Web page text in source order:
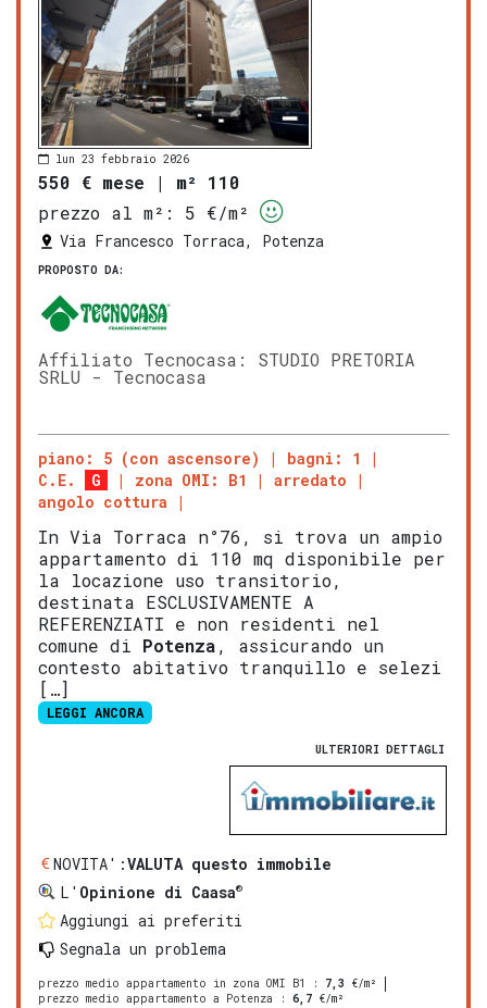
lun 23 febbraio 2026
550 € mese | m² 110
prezzo al m²:
5 €/m²
Via Francesco Torraca, Potenza
PROPOSTO DA:
Affiliato Tecnocasa: STUDIO PRETORIA
SRLU - Tecnocasa
piano: 5 (con ascensore)
bagni: 1
C.E.
G zona OMI: B1
arredato
angolo cottura
In Via Torraca n°76, si trova un ampio
appartamento di 110 mq disponibile per
la locazione uso transitorio,
destinata ESCLUSIVAMENTE A
REFERENZIATI e non residenti nel
comune di Potenza, assicurando un
contesto abitativo tranquillo e selezi
[…]
LEGGI ANCORA
ULTERIORI DETTAGLI
NOVITA':VALUTA questo immobile
L' Opinione di Caasa®
Aggiungi ai preferiti
Segnala un problema
prezzo medio appartamento in zona OMI B1 : 7,3 €/m²
prezzo medio appartamento a Potenza : 6,7 €/m²